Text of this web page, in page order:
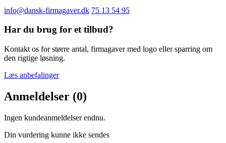
info@dansk-firmagaver.dk 75 13 54 95
Har du brug for et tilbud?
Kontakt os for større antal, firmagaver med logo eller sparring om
den rigtige løsning.
Læs anbefalinger
Anmeldelser (0)
Ingen kundeanmeldelser endnu.
Din vurdering kunne ikke sendes